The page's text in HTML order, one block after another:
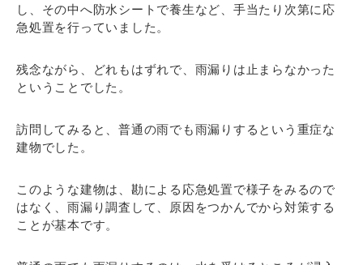
し、その中へ防水シートで養生など、手当たり次第に応
急処置を行っていました。
残念ながら、どれもはずれで、雨漏りは止まらなかった
ということでした。
訪問してみると、普通の雨でも雨漏りするという重症な
建物でした。
このような建物は、勘による応急処置で様子をみるので
はなく、雨漏り調査して、原因をつかんでから対策する
ことが基本です。